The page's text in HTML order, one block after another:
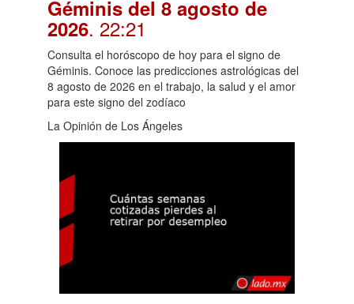
Géminis del 8 agosto de
2026. 22:21
Consulta el horóscopo de hoy para el signo de
Géminis. Conoce las predicciones astrológicas del
8 agosto de 2026 en el trabajo, la salud y el amor
para este signo del zodíaco
La Opinión de Los Ángeles